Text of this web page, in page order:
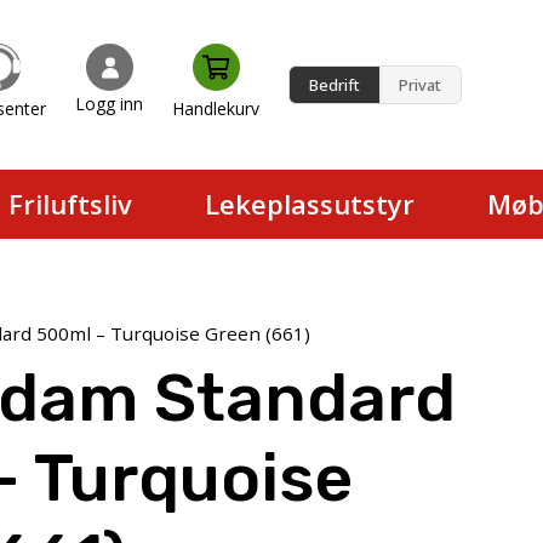
Logg inn Handlekurv
Bedrift Privat
Friluftsliv Lekeplassutstyr
500ml – Turquoise Green (661)
Standard
Turquoise